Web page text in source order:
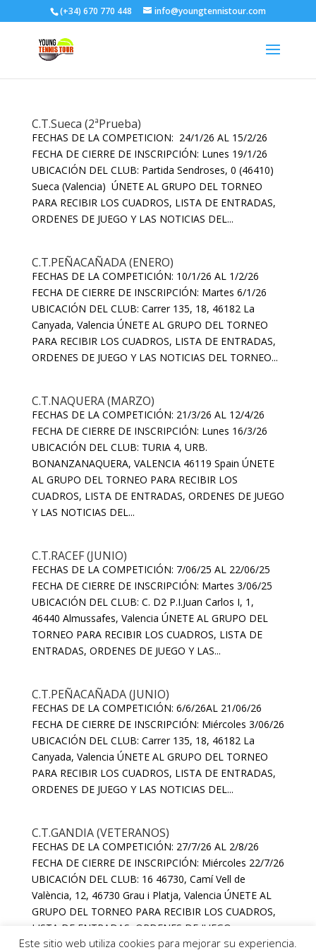
(+34) 670 770 448 info@youngtennistour.com
C.T.Sueca (2ªPrueba)
FECHAS DE LA COMPETICION: 24/1/26 AL 15/2/26
FECHA DE CIERRE DE INSCRIPCIÓN: Lunes 19/1/26
UBICACIÓN DEL CLUB: Partida Sendroses, 0 (46410)
Sueca (Valencia) ÚNETE AL GRUPO DEL TORNEO
PARA RECIBIR LOS CUADROS, LISTA DE ENTRADAS,
ORDENES DE JUEGO Y LAS NOTICIAS DEL...
C.T.PEÑACAÑADA (ENERO)
FECHAS DE LA COMPETICIÓN: 10/1/26 AL 1/2/26
FECHA DE CIERRE DE INSCRIPCIÓN: Martes 6/1/26
UBICACIÓN DEL CLUB: Carrer 135, 18, 46182 La
Canyada, Valencia ÚNETE AL GRUPO DEL TORNEO
PARA RECIBIR LOS CUADROS, LISTA DE ENTRADAS,
ORDENES DE JUEGO Y LAS NOTICIAS DEL TORNEO...
C.T.NAQUERA (MARZO)
FECHAS DE LA COMPETICIÓN: 21/3/26 AL 12/4/26
FECHA DE CIERRE DE INSCRIPCIÓN: Lunes 16/3/26
UBICACIÓN DEL CLUB: TURIA 4, URB.
BONANZANAQUERA, VALENCIA 46119 Spain ÚNETE
AL GRUPO DEL TORNEO PARA RECIBIR LOS
CUADROS, LISTA DE ENTRADAS, ORDENES DE JUEGO
Y LAS NOTICIAS DEL...
C.T.RACEF (JUNIO)
FECHAS DE LA COMPETICIÓN: 7/06/25 AL 22/06/25
FECHA DE CIERRE DE INSCRIPCIÓN: Martes 3/06/25
UBICACIÓN DEL CLUB: C. D2 P.I.Juan Carlos I, 1,
46440 Almussafes, Valencia ÚNETE AL GRUPO DEL
TORNEO PARA RECIBIR LOS CUADROS, LISTA DE
ENTRADAS, ORDENES DE JUEGO Y LAS...
C.T.PEÑACAÑADA (JUNIO)
FECHAS DE LA COMPETICIÓN: 6/6/26AL 21/06/26
FECHA DE CIERRE DE INSCRIPCIÓN: Miércoles 3/06/26
UBICACIÓN DEL CLUB: Carrer 135, 18, 46182 La
Canyada, Valencia ÚNETE AL GRUPO DEL TORNEO
PARA RECIBIR LOS CUADROS, LISTA DE ENTRADAS,
ORDENES DE JUEGO Y LAS NOTICIAS DEL...
C.T.GANDIA (VETERANOS)
FECHAS DE LA COMPETICIÓN: 27/7/26 AL 2/8/26
FECHA DE CIERRE DE INSCRIPCIÓN: Miércoles 22/7/26
UBICACIÓN DEL CLUB: 16 46730, Camí Vell de
València, 12, 46730 Grau i Platja, Valencia ÚNETE AL
GRUPO DEL TORNEO PARA RECIBIR LOS CUADROS,
LISTA DE ENTRADAS, ORDENES DE JUEGO...
Este sitio web utiliza cookies para mejorar su experiencia.